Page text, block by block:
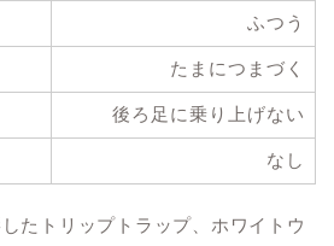
ふつう
たまにつまづく
後ろ足に乗り上げない
なし
たトリップトラップ、ホワイトウ